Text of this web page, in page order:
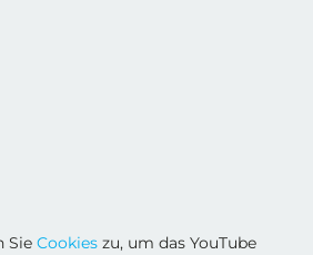
SieCookies zu, um das YouTube